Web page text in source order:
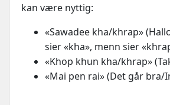
kan være nyttig:
«Sawadee kha/khrap»
sier «kha», menn sier
«Khop khun kha/khrap»
«Mai pen rai» (Det går bra/